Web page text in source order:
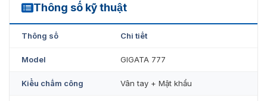
Thông số kỹ thuật
Gigata 777
Thông số Chi tiết
Model GIGATA 777
Kiểu chấm công Vân tay + Mật khẩu